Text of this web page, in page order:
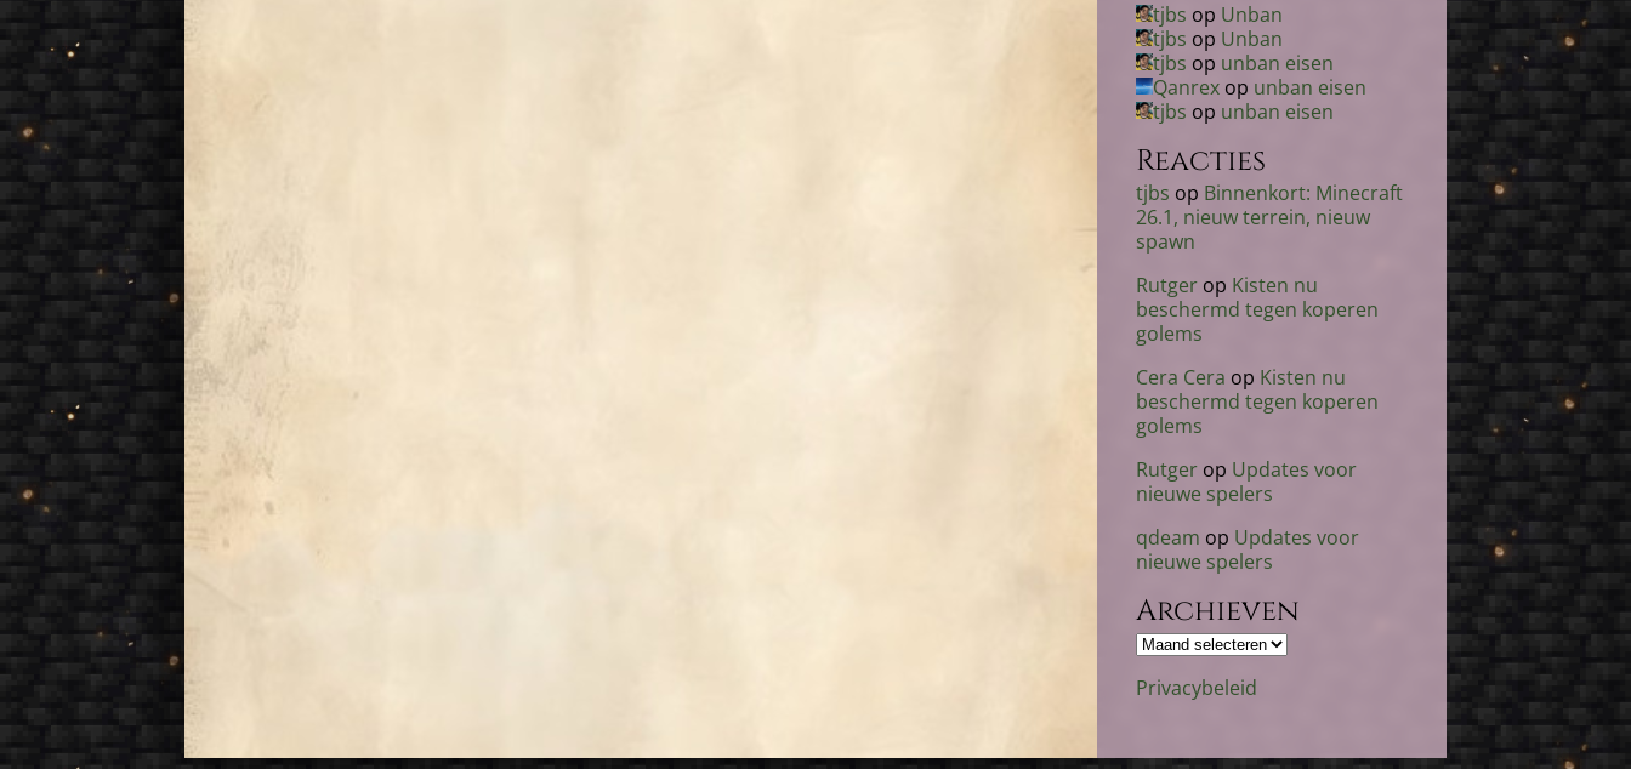
tjbs op Unban
tjbs op Unban
tjbs op unban eisen
Qanrex op unban eisen
tjbs op unban eisen
Reacties
tjbs op Binnenkort: Minecraft
26.1, nieuw terrein, nieuw
spawn
Rutger op Kisten nu
beschermd tegen koperen
golems
Cera Cera op Kisten nu
beschermd tegen koperen
golems
Rutger op Updates voor
nieuwe spelers
qdeam op Updates voor
nieuwe spelers
Archieven
Archieven
Privacybeleid